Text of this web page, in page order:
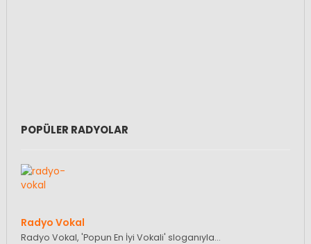
POPÜLER RADYOLAR
Radyo Vokal
Radyo Vokal, 'Popun En İyi Vokali' sloganıyla…